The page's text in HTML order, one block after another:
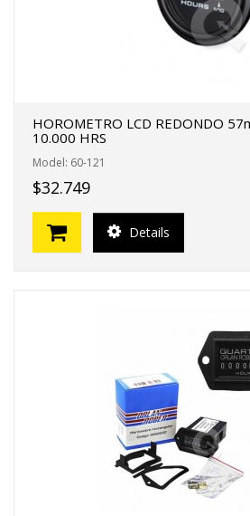
HOROMETRO LCD REDONDO
10.000 HRS
Model: 60-121
$32.749
Details